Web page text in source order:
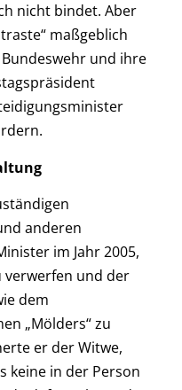
nicht bindet. Aber
maßgeblich
und ihre
anderen
im Jahr 2005,
verwerfen und der
dem
„Mölders“ zu
er der Witwe,
keine in der Person